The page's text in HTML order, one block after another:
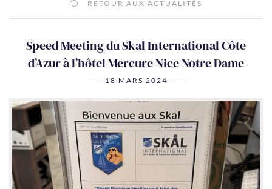
PARTAGEZ CET ARTICLE
RETOUR AUX ACTUALITÉS
d’Azur à l’hôtel Mercure Nice Notre Dame
18 MARS 2024